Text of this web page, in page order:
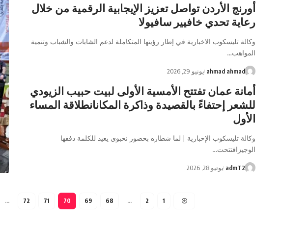
أورنج الأردن تواصل تعزيز الإيجابية الرقمية من خلال
رعاية تحدي خافيير سافيولا
وكالة تليسكوب الاخبارية في إطار رؤيتها المتكاملة لدعم الشابات والشباب وتنمية
المواهب…
ahmad ahmad يونيو 29, 2026
أمانة عمان تفتتح الأمسية الأولى لبيت حبيب الزيودي
للشعر إحتفاءً بالقصيدة وذاكرة المكانانطلاقة المساء
الأول
وكالة تليسكوب الإخبارية | لما شطاره بحضور نخبوي يعيد للكلمة دفقها
الوجيزافتتحت…
admT2 يونيو 28, 2026
1
2
…
68
69
70
71
72
…